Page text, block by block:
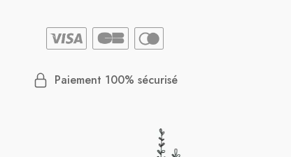
Paiement 100% sécurisé